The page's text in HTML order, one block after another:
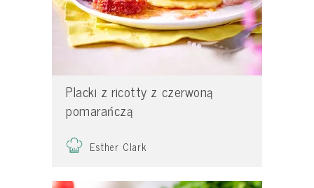
Placki z ricotty z czerwoną
pomarańczą
Esther Clark